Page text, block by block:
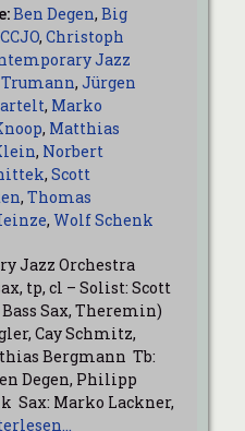
Ben Degen, Big
CCJO, Christoph
Jazz
, Jürgen
, Marko
, Matthias
, Norbert
, Scott
, Thomas
, Wolf Schenk
Jazz Orchestra
tp, cl – Solist: Scott
Sax, Theremin)
Cay Schmitz,
Bergmann Tb:
Degen, Philipp
Sax: Marko Lackner,